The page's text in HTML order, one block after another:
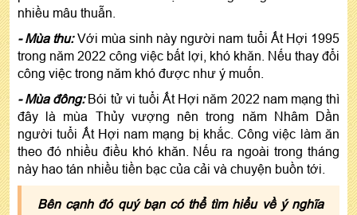
nhiều mâu thuẫn.
- Mùa thu:Với mùa sinh này người nam tuổi Ất Hợi 1995
trong năm 2022 công việc bất lợi, khó khăn. Nếu thay đổi
công việc trong năm khó được như ý muốn.
- Mùa đông:Bói tử vi tuổi Ất Hợi năm 2022 nam mạng thì
đây là mùa Thủy vượng nên trong năm Nhâm Dần
người tuổi Ất Hợi nam mạng bị khắc. Công việc làm ăn
theo đó nhiều điều khó khăn. Nếu ra ngoài trong tháng
này hao tán nhiều tiền bạc của cải và chuyện buồn tới.
Bên cạnh đó quý bạn có thể tìm hiểu về ý nghĩa